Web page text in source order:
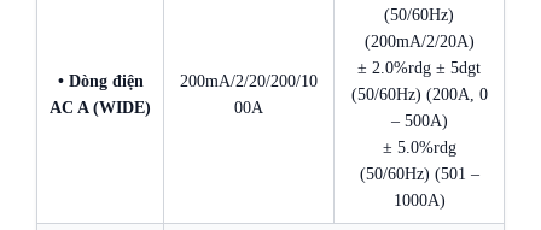
• Dòng điện
AC A (WIDE)
200mA/2/20/200/10
00A
(50/60Hz)
(200mA/2/20A)
± 2.0%rdg ± 5dgt
(50/60Hz) (200A, 0
– 500A)
± 5.0%rdg
(50/60Hz) (501 –
1000A)